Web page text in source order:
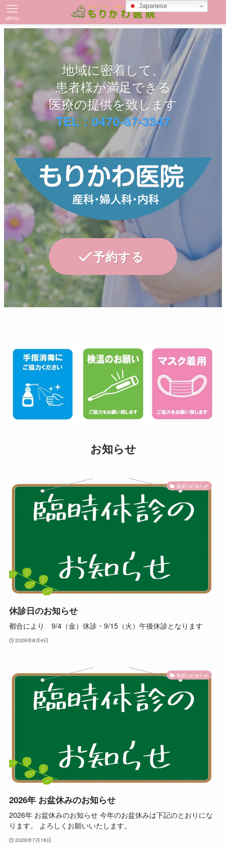
MENU
地域に密着して、
患者様が満足できる
医療の提供を致します
TEL：0470-87-3347
予約する
お知らせ
最新のお知らせ
休診日のお知らせ
都合により 9/4（金）休診・9/15（火）午後休診となります
2026年8月4日
最新のお知らせ
2026年 お盆休みのお知らせ
2026年 お盆休みのお知らせ 今年のお盆休みは下記のとおりにな
ります。 よろしくお願いいたします。
2026年7月16日
Japanese